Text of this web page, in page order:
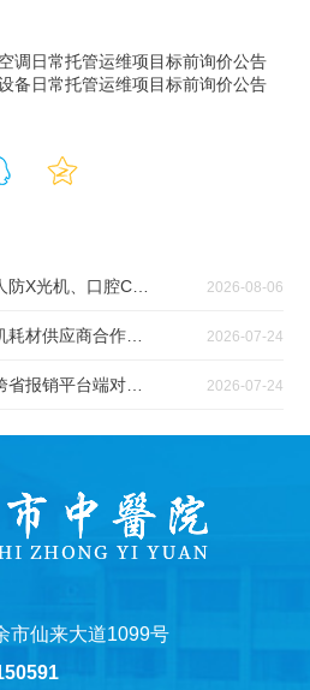
调日常托管运维项目标前询价公告
备日常托管运维项目标前询价公告
新余市中医院新建项目人防X光机、口腔CT、直线加速器机房射线防护工程流标公告（第五次） 2026-08-06
新余市中医院电脑打印机耗材供应商合作邀请 2026-07-24
新余市中医院电子票据跨省报销平台端对接服务采购公告 2026-07-24
市仙来大道1099号